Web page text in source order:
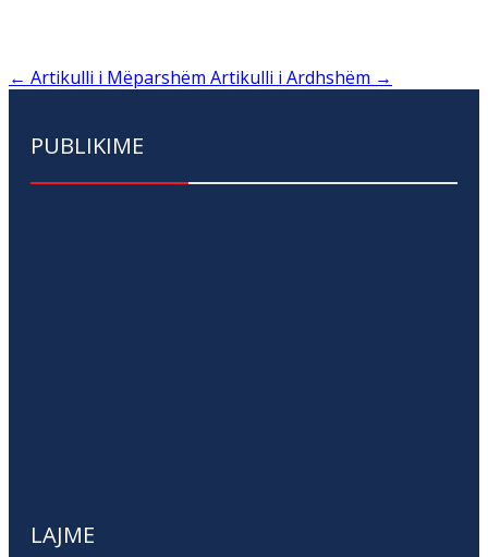
← Artikulli i Mëparshëm Artikulli i Ardhshëm →
PUBLIKIME
LAJME